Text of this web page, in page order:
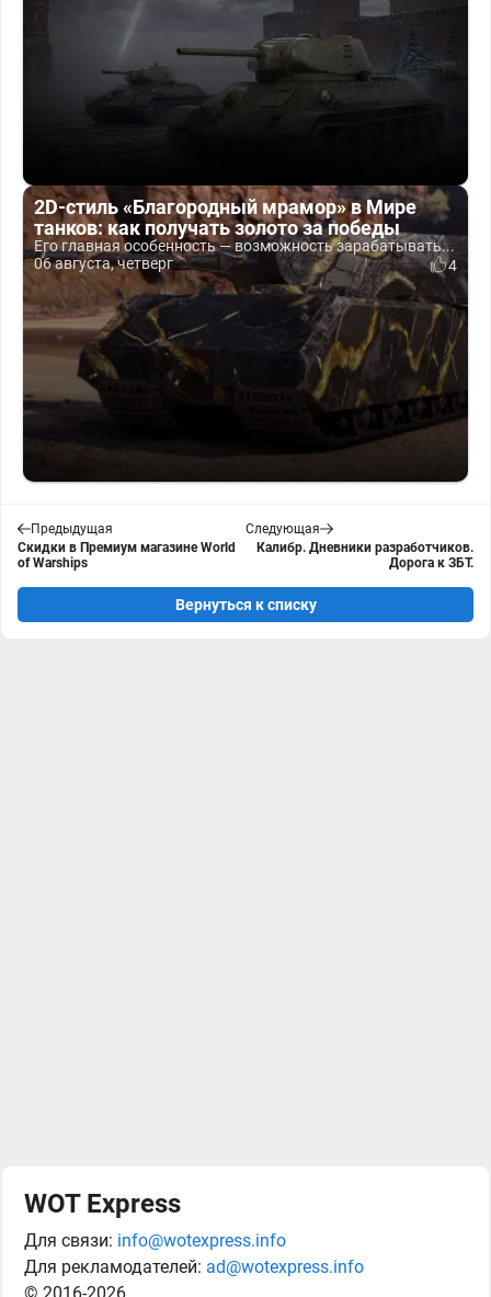
2D-стиль «Благородный мрамор» в Мире
танков: как получать золото за победы
Его главная особенность — возможность зарабатывать...
06 августа, четверг
4
Предыдущая
Скидки в Премиум магазине World
of Warships
Следующая
Калибр. Дневники разработчиков.
Дорога к ЗБТ.
Вернуться к списку
WOT Express
Для связи: info@wotexpress.info
Для рекламодателей: ad@wotexpress.info